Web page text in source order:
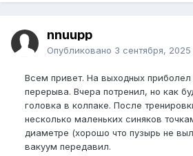
nnuupp
Опубликовано 3 сентября, 2025
Всем привет. На выходных приболел
перерыва. Вчера потренил, но как
головка в колпаке. После
несколько маленьких синяков
диаметре (хорошо что пузырь не
вакуум передавил.